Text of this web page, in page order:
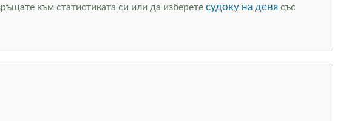
към статистиката си или да изберете судоку на денясъс